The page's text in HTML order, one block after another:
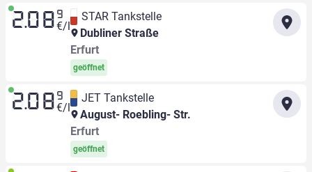
2.08 9
€/l
STAR Tankstelle
Dubliner Straße
Erfurt
geöffnet
2.08 9
€/l
JET Tankstelle
August- Roebling- Str.
Erfurt
geöffnet